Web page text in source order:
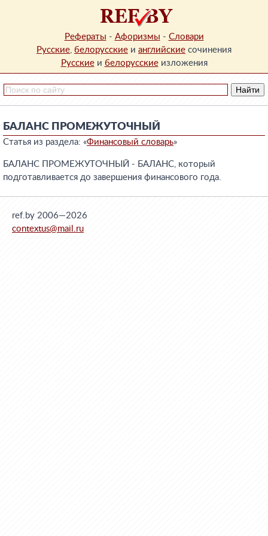
Рефераты - Афоризмы - Словари
Русские, белорусские и английские сочинения
Русскиеи белорусскиеизложения
БАЛАНС ПРОМЕЖУТОЧНЫЙ
Статья из раздела: «Финансовый словарь»
БАЛАНС ПРОМЕЖУТОЧНЫЙ - БАЛАНС, который
подготавливается до завершения финансового года.
ref.by 2006—2026
contextus@mail.ru